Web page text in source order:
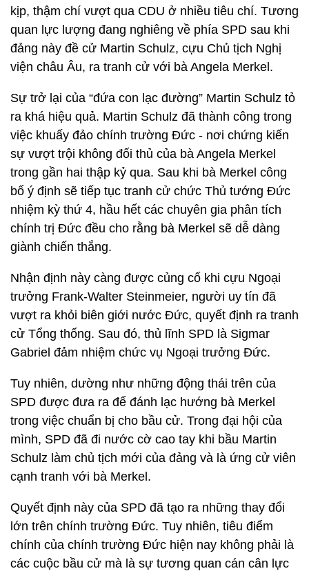
kịp, thậm chí vượt qua CDU ở nhiều tiêu chí. Tương
quan lực lượng đang nghiêng về phía SPD sau khi
đảng này đề cử Martin Schulz, cựu Chủ tịch Nghị
viện châu Âu, ra tranh cử với bà Angela Merkel.
Sự trở lại của “đứa con lạc đường” Martin Schulz tỏ
ra khá hiệu quả. Martin Schulz đã thành công trong
việc khuấy đảo chính trường Đức - nơi chứng kiến
sự vượt trội không đối thủ của bà Angela Merkel
trong gần hai thập kỷ qua. Sau khi bà Merkel công
bố ý định sẽ tiếp tục tranh cử chức Thủ tướng Đức
nhiệm kỳ thứ 4, hầu hết các chuyên gia phân tích
chính trị Đức đều cho rằng bà Merkel sẽ dễ dàng
giành chiến thắng.
Nhận định này càng được củng cố khi cựu Ngoại
trưởng Frank-Walter Steinmeier, người uy tín đã
vượt ra khỏi biên giới nước Đức, quyết định ra tranh
cử Tổng thống. Sau đó, thủ lĩnh SPD là Sigmar
Gabriel đảm nhiệm chức vụ Ngoại trưởng Đức.
Tuy nhiên, dường như những động thái trên của
SPD được đưa ra để đánh lạc hướng bà Merkel
trong việc chuẩn bị cho bầu cử. Trong đại hội của
mình, SPD đã đi nước cờ cao tay khi bầu Martin
Schulz làm chủ tịch mới của đảng và là ứng cử viên
cạnh tranh với bà Merkel.
Quyết định này của SPD đã tạo ra những thay đổi
lớn trên chính trường Đức. Tuy nhiên, tiêu điểm
chính của chính trường Đức hiện nay không phải là
các cuộc bầu cử mà là sự tương quan cán cân lực